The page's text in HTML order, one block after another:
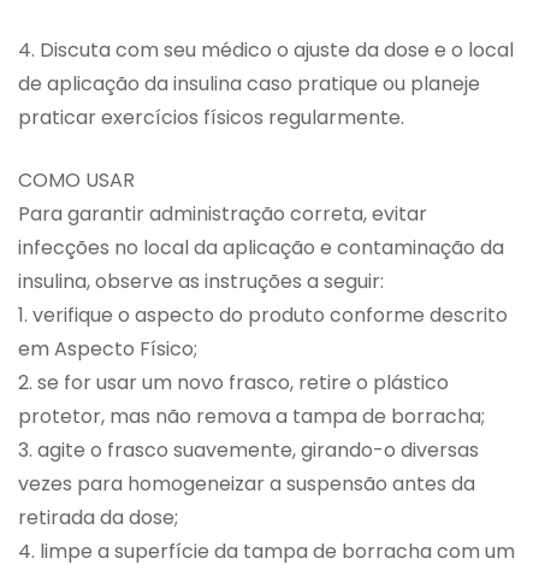
4. Discuta com seu médico o ajuste da dose e o local
de aplicação da insulina caso pratique ou planeje
praticar exercícios físicos regularmente.
COMO USAR
Para garantir administração correta, evitar
infecções no local da aplicação e contaminação da
insulina, observe as instruções a seguir:
1. verifique o aspecto do produto conforme descrito
em Aspecto Físico;
2. se for usar um novo frasco, retire o plástico
protetor, mas não remova a tampa de borracha;
3. agite o frasco suavemente, girando-o diversas
vezes para homogeneizar a suspensão antes da
retirada da dose;
4. limpe a superfície da tampa de borracha com um